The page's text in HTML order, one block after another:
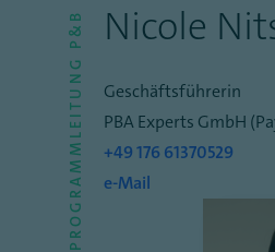
PROGRAMMLEITUNG P&B Nicole
Geschäftsführerin
PBA Experts GmbH
+49 176 61370529
e-Mail